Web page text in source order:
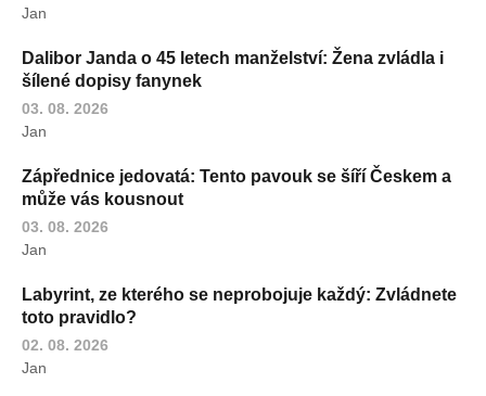
Jan
Dalibor Janda o 45 letech manželství: Žena zvládla i
šílené dopisy fanynek
03. 08. 2026
Jan
Zápřednice jedovatá: Tento pavouk se šíří Českem a
může vás kousnout
03. 08. 2026
Jan
Labyrint, ze kterého se neprobojuje každý: Zvládnete
toto pravidlo?
02. 08. 2026
Jan